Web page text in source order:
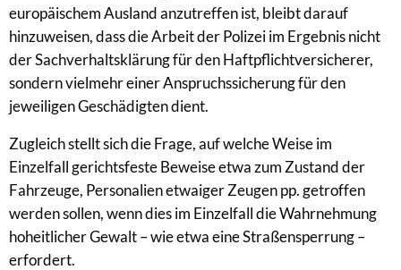
europäischem Ausland anzutreffen ist, bleibt darauf
hinzuweisen, dass die Arbeit der Polizei im Ergebnis nicht
der Sachverhaltsklärung für den Haftpflichtversicherer,
sondern vielmehr einer Anspruchssicherung für den
jeweiligen Geschädigten dient.
Zugleich stellt sich die Frage, auf welche Weise im
Einzelfall gerichtsfeste Beweise etwa zum Zustand der
Fahrzeuge, Personalien etwaiger Zeugen pp. getroffen
werden sollen, wenn dies im Einzelfall die Wahrnehmung
hoheitlicher Gewalt – wie etwa eine Straßensperrung –
erfordert.